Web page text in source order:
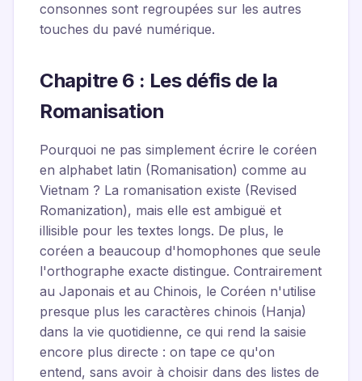
consonnes sont regroupées sur les autres
touches du pavé numérique.
Chapitre 6 : Les défis de la
Romanisation
Pourquoi ne pas simplement écrire le coréen
en alphabet latin (Romanisation) comme au
Vietnam ? La romanisation existe (Revised
Romanization), mais elle est ambiguë et
illisible pour les textes longs. De plus, le
coréen a beaucoup d'homophones que seule
l'orthographe exacte distingue. Contrairement
au Japonais et au Chinois, le Coréen n'utilise
presque plus les caractères chinois (Hanja)
dans la vie quotidienne, ce qui rend la saisie
encore plus directe : on tape ce qu'on
entend, sans avoir à choisir dans des listes de